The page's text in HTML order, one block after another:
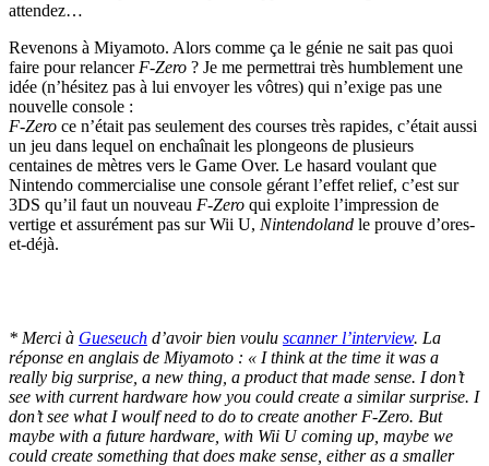
attendez…
Revenons à Miyamoto. Alors comme ça le génie ne sait pas quoi
faire pour relancer F-Zero ? Je me permettrai très humblement une
idée (n’hésitez pas à lui envoyer les vôtres) qui n’exige pas une
nouvelle console :
F-Zero ce n’était pas seulement des courses très rapides, c’était aussi
un jeu dans lequel on enchaînait les plongeons de plusieurs
centaines de mètres vers le Game Over. Le hasard voulant que
Nintendo commercialise une console gérant l’effet relief, c’est sur
3DS qu’il faut un nouveau F-Zero qui exploite l’impression de
vertige et assurément pas sur Wii U, Nintendoland le prouve d’ores-
et-déjà.
* Merci à Gueseuch d’avoir bien voulu scanner l’interview. La
réponse en anglais de Miyamoto : « I think at the time it was a
really big surprise, a new thing, a product that made sense. I don’t
see with current hardware how you could create a similar surprise. I
don’t see what I woulf need to do to create another F-Zero. But
maybe with a future hardware, with Wii U coming up, maybe we
could create something that does make sense, either as a smaller